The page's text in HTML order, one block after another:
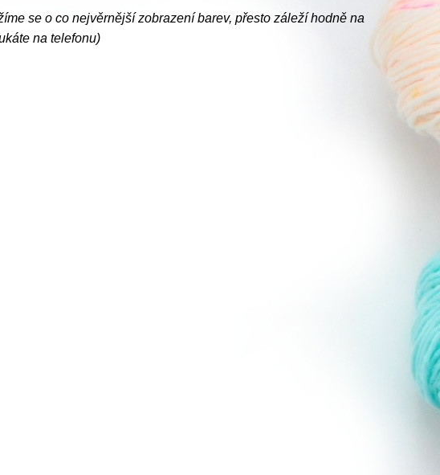
se o co nejvěrnější zobrazení barev, přesto záleží hodně na
na telefonu)